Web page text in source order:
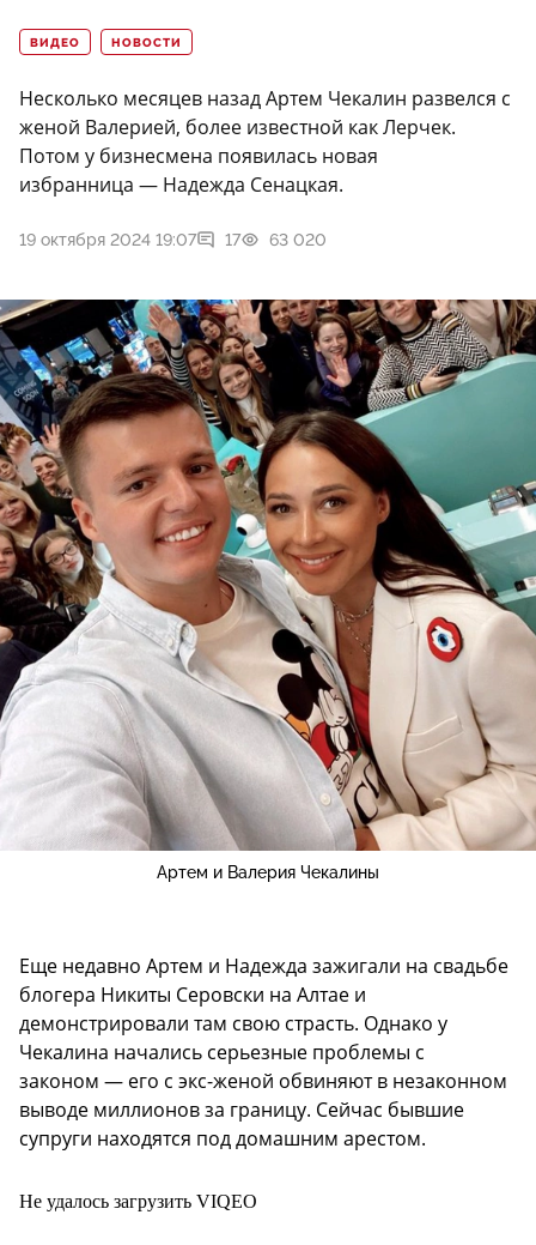
ВИДЕО НОВОСТИ
Несколько месяцев назад Артем Чекалин развелся с
женой Валерией, более известной как Лерчек.
Потом у бизнесмена появилась новая
избранница — Надежда Сенацкая.
19 октября 2024 19:07 17 63 020
Артем и Валерия Чекалины
Еще недавно Артем и Надежда зажигали на свадьбе
блогера Никиты Серовски на Алтае и
демонстрировали там свою страсть. Однако у
Чекалина начались серьезные проблемы с
законом — его с экс-женой обвиняют в незаконном
выводе миллионов за границу. Сейчас бывшие
супруги находятся под домашним арестом.
Не удалось загрузить VIQEO